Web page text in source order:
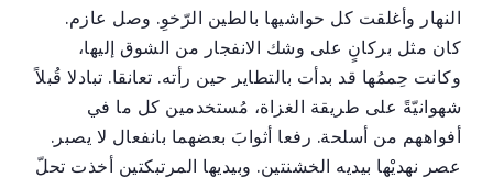
النهار وأغلقت كل حواشيها بالطين الرّخوِ. وصل عازم.
كان مثل بركانٍ على وشك الانفجار من الشوق إليها،
وكانت حِممُها قد بدأت بالتطاير حين رأته. تعانقا. تبادلا قُبلاً
شهوانيّةً على طريقة الغزاة، مُستخدمين كل ما في
أفواههم من أسلحة. رفعا أثوابَ بعضهما بانفعال لا يصبر.
عصر نهديْها بيديه الخشنتين. وبيديها المرتبكتين أخذت تحلّ